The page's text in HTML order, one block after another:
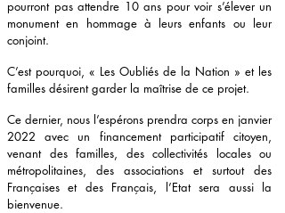
pourront pas attendre 10 ans pour voir s’élever un
monument en hommage à leurs enfants ou leur
conjoint.
C’est pourquoi, « Les Oubliés de la Nation » et les
familles désirent garder la maîtrise de ce projet.
Ce dernier, nous l’espérons prendra corps en janvier
2022 avec un financement participatif citoyen,
venant des familles, des collectivités locales ou
métropolitaines, des associations et surtout des
Françaises et des Français, l’Etat sera aussi la
bienvenue.